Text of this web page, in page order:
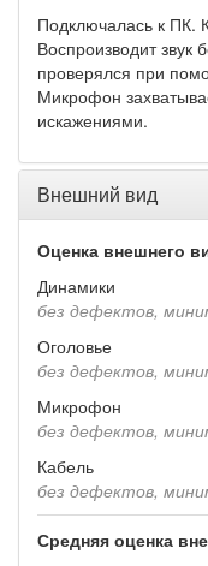
Подключалась к ПК.
Воспроизводит
проверялся при
Микрофон
искажениями.
Внешний вид
Оценка внешнего
Динамики
без дефектов,
Оголовье
без дефектов,
Микрофон
без дефектов,
Кабель
без дефектов,
Средняя оценка